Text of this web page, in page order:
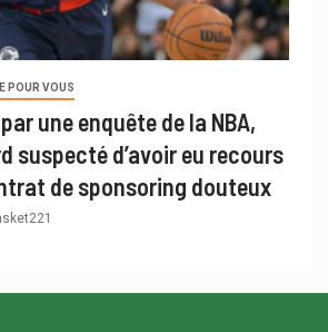
POUR VOUS
une enquête de la NBA,
suspecté d’avoir eu recours
de sponsoring douteux